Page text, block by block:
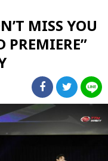
MISS YOU
PREMIERE”